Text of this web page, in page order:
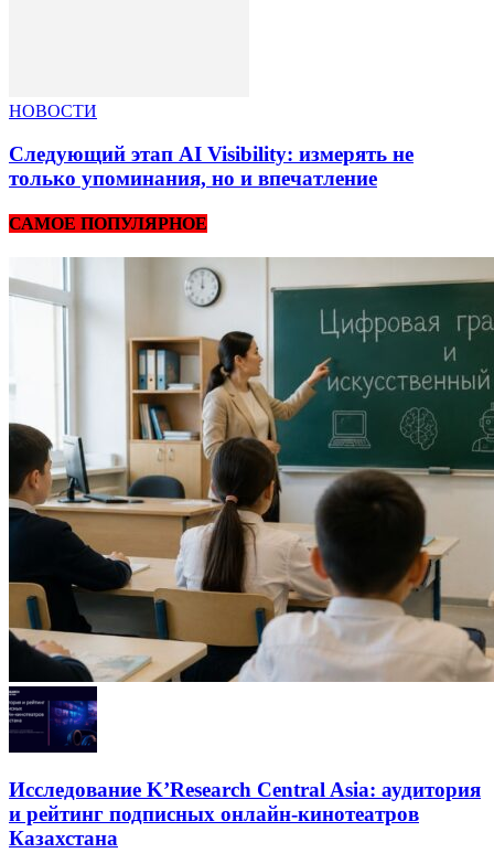
НОВОСТИ
Следующий этап AI Visibility: измерять не
только упоминания, но и впечатление
САМОЕ ПОПУЛЯРНОЕ
Исследование K’Research Central Asia: аудитория
и рейтинг подписных онлайн-кинотеатров
Казахстана